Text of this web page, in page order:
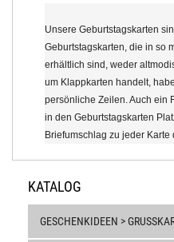
Unsere Geburtstagskarten
Geburtstagskarten, die in so
erhältlich sind, weder
um Klappkarten handelt,
persönliche Zeilen. Auch ein
in den Geburtstagskarten
Briefumschlag zu jeder Karte
KATALOG
GESCHENKIDEEN >